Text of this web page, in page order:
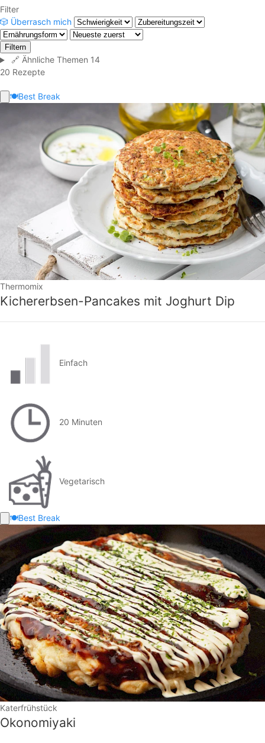
Filter
🎲 Überrasch mich
Filtern
🔗 Ähnliche Themen 14
20 Rezepte
🍽️Best Break
Thermomix
Kichererbsen-Pancakes mit Joghurt Dip
Einfach
20 Minuten
Vegetarisch
🍽️Best Break
Katerfrühstück
Okonomiyaki